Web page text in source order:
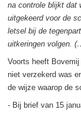
na controle blijkt dat
uitgekeerd voor de
letsel bij de
uitkeringen volgen.
Voorts heeft
niet verzekerd was
de wijze waarop de
- Bij brief van 15